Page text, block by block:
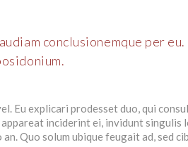
conclusionemque per
Eu explicari prodesset duo, qui
inciderint ei, invidunt singulis
Quo solum ubique feugait ad, sed